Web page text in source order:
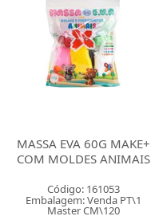
MASSA EVA 60G MAKE+
COM MOLDES ANIMAIS
Código: 161053
Embalagem: Venda PT\1
Master CM\120